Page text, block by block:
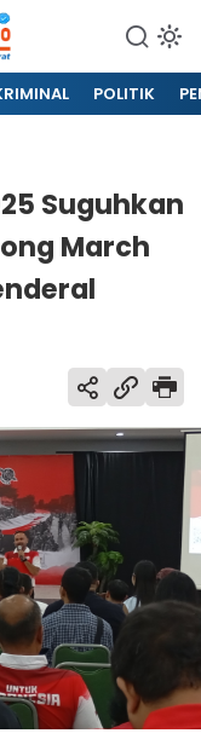
POLITIK
Suguhkan
March